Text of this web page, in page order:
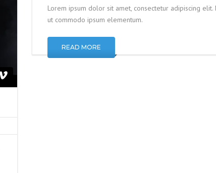
Lorem ipsum dolor sit amet, consectetur adipiscing
ut commodo ipsum elementum.
READ MORE